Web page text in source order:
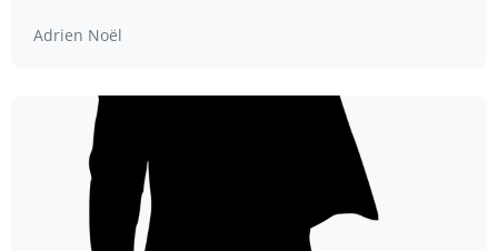
Adrien Noël